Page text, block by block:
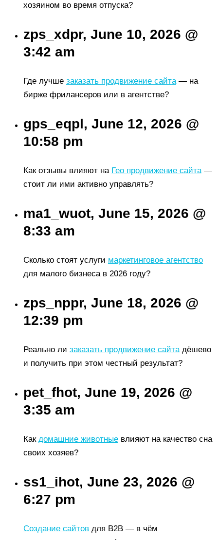
хозяином во время отпуска?
zps_xdpr, June 10, 2026 @
3:42 am
Где лучше заказать продвижение сайта— на
бирже фрилансеров или в агентстве?
gps_eqpl, June 12, 2026 @
10:58 pm
Как отзывы влияют на Гео продвижение сайта—
стоит ли ими активно управлять?
ma1_wuot, June 15, 2026 @
8:33 am
Сколько стоят услуги маркетинговое агентство
для малого бизнеса в 2026 году?
zps_nppr, June 18, 2026 @
12:39 pm
Реально ли заказать продвижение сайтадёшево
и получить при этом честный результат?
pet_fhot, June 19, 2026 @
3:35 am
Как домашние животные влияют на качество сна
своих хозяев?
ss1_ihot, June 23, 2026 @
6:27 pm
Создание сайтов для B2B — в чём